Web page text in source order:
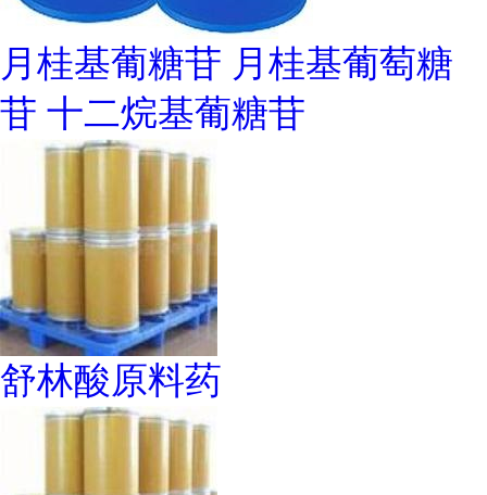
月桂基葡糖苷 月桂基葡萄糖
苷 十二烷基葡糖苷
舒林酸原料药